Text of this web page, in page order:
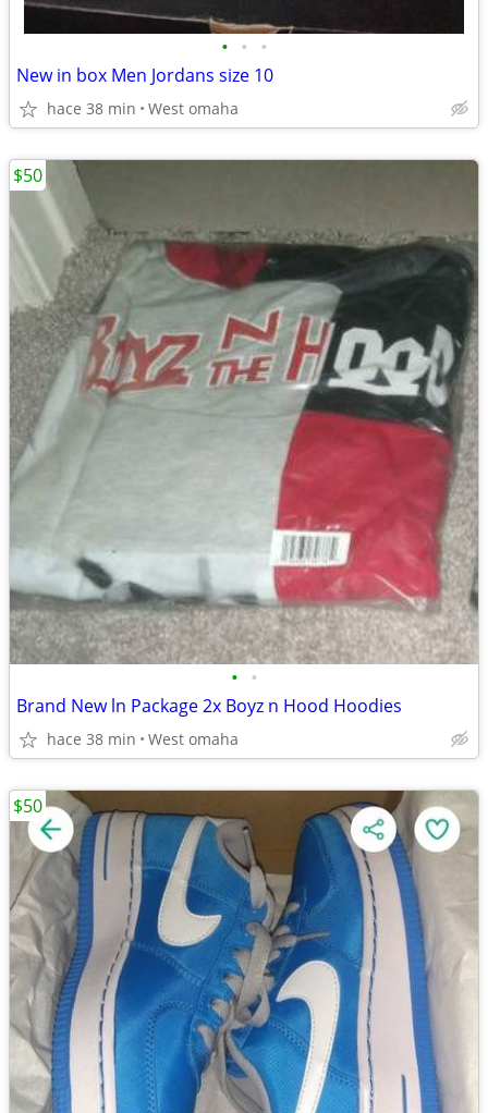
• • •
New in box Men Jordans size 10
hace 38 min West omaha
• •
Brand New ln Package 2x Boyz n Hood Hoodies
hace 38 min West omaha
$50
$50